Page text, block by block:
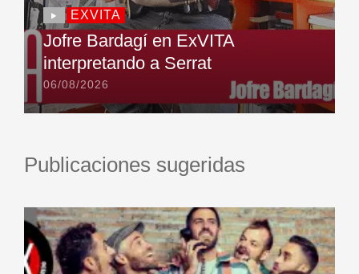
EXVITA
Jofre Bardagí en ExVITA
interpretando a Serrat
06/08/2026
Publicaciones sugeridas